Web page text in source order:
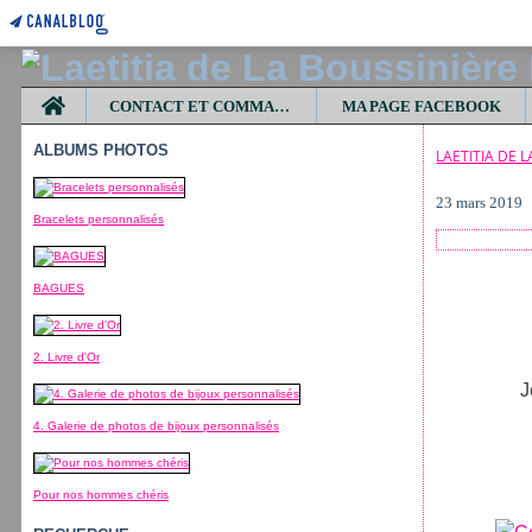
Home
CONTACT ET COMMANDES MA PAGE FACEBOOK
ALBUMS PHOTOS
Bracelets personnalisés
BAGUES
2. Livre d'Or
4. Galerie de photos de bijoux personnalisés
Pour nos hommes chéris
LAETITIA DE
23 mars 2019